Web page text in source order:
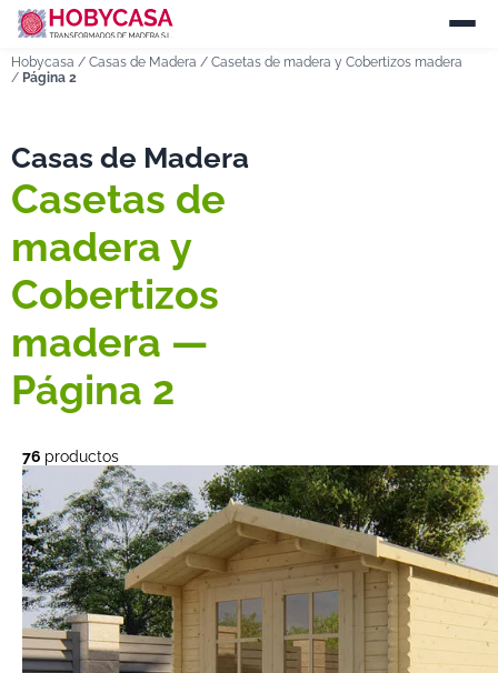
Hobycasa / Casas de Madera / Casetas de madera y Cobertizos madera
/ Página 2
Casas de Madera
Casetas de
madera y
Cobertizos
madera —
Página 2
76 productos